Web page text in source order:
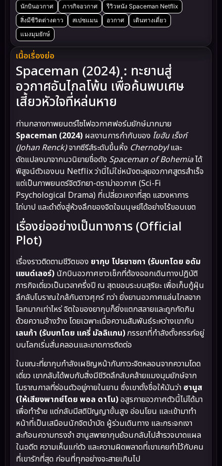
นักบินอวกาศ
ภารกิจอวกาศ
รีวิวหนัง Spaceman Netflix
สิ่งมีชีวิตต่างดาว
สเปซแมน อวกาศ
เดินทางเดี่ยว
แมงมุมยักษ์
เนื้อเรื่องย่อ
Spaceman (2024) : ทะยานสู่
อวกาศอันไกลโพ้น เพื่อค้นพบเศษ
เสี้ยวหัวใจที่หล่นหาย
ท่ามกลางภาพยนตร์ไซไฟอวกาศฟอร์มยักษ์มากมาย
Spaceman (2024) ผลงานการกำกับของ โยฮัน เร็งก์
(Johan Renck)จากซีรีส์ระดับขึ้นหิ้ง Chernobylและ
ดัดแปลงมาจากนวนิยายชื่อดัง Spaceman of Bohemiaได้
พิสูจน์ตัวเองบน Netflix ว่านี่ไม่ใช่หนังตะลุยอวกาศสูตรสำเร็จ
แต่เป็นภาพยนตร์จิตวิทยา-ดราม่าอวกาศ (Sci-Fi
Psychological Drama) ที่เปลี่ยวเหงาที่สุด แสวงหาการ
ไถ่บาป และดำดิ่งสู่ห้วงลึกของจิตใจมนุษย์ได้อย่างไร้ขอบเขต
เรื่องย่ออย่างเป็นทางการ (Official
Plot)
เรื่องราวติดตามชีวิตของ ยากุบ โปรชาซกา (รับบทโดย อดัม
แซนด์เลอร์) นักบินอวกาศชาวเช็กที่ต้องออกเดินทางปฏิบัติ
ภารกิจเดี่ยวเป็นเวลาครึ่งปี ณ สุดขอบระบบสุริยะ เพื่อเก็บกู้ฝุ่น
ลึกลับโบราณใกล้กับดาวศุกร์ ทว่า ยิ่งยานอวกาศแล่นไกลจาก
โลกมากเท่าไหร่ จิตใจของยากุบก็ยิ่งแตกสลายและถูกกัดกิน
ด้วยความอ้างว้าง โดยเฉพาะเมื่อความสัมพันธ์ระหว่างเขากับ
เลนก้า (รับบทโดย แครี่ มัลลิแกน)ภรรยาที่กำลังตั้งครรภ์อยู่
บนโลกเริ่มสั่นคลอนและขาดการติดต่อ
ในขณะที่ยากุบกำลังเผชิญหน้ากับภาวะจิตหลอนจากความโดด
เดี่ยว เขากลับได้พบกับสิ่งมีชีวิตลึกลับคล้ายแมงมุมยักษ์จาก
โบราณกาลที่ซ่อนตัวอยู่ภายในยาน ซึ่งเขาตั้งชื่อให้มันว่า ฮานูส
(ให้เสียงพากย์โดย พอล ดาโน)อสูรกายอวกาศตัวนี้ไม่ได้มา
เพื่อทำร้าย แต่กลับมีสติปัญญาขั้นสูง อ่อนโยน และเข้ามาทำ
หน้าที่เป็นเสมือนนักจิตบำบัด ผู้ร่วมเดินทาง และกระจกเงา
สะท้อนความทรงจำ ฮานูสพายากุบย้อนกลับไปสำรวจบาดแผล
ในอดีต ความเห็นแก่ตัว และความผิดพลาดที่เขาเคยทำไว้กับคน
ที่เขารักที่สุด ก่อนที่ทุกอย่างจะสายเกินไป